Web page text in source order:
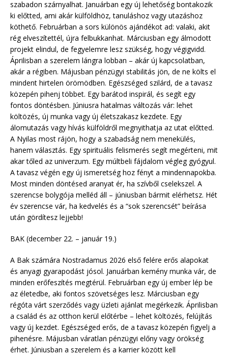
szabadon szárnyalhat. Januárban egy új lehetőség bontakozik
ki előtted, ami akár külföldhöz, tanuláshoz vagy utazáshoz
köthető. Februárban a sors különös ajándékot ad: valaki, akit
rég elveszítettél, újra felbukkanhat. Márciusban egy álmodott
projekt elindul, de fegyelemre lesz szükség, hogy végigvidd.
Áprilisban a szerelem lángra lobban – akár új kapcsolatban,
akár a régiben. Májusban pénzügyi stabilitás jön, de ne költs el
mindent hirtelen örömödben. Egészséged szilárd, de a tavasz
közepén pihenj többet. Egy barátod inspirál, és segít egy
fontos döntésben. Júniusra hatalmas változás vár: lehet
költözés, új munka vagy új életszakasz kezdete. Egy
álomutazás vagy hívás külföldről megnyithatja az utat előtted.
A Nyilas most rájön, hogy a szabadság nem menekülés,
hanem választás. Egy spirituális felismerés segít megérteni, mit
akar tőled az univerzum. Egy múltbeli fájdalom végleg gyógyul.
A tavasz végén egy új ismeretség hoz fényt a mindennapokba.
Most minden döntésed aranyat ér, ha szívből cselekszel. A
szerencse bolygója melléd áll – júniusban bármit elérhetsz. Hét
év szerencse vár, ha kedvelés és a “sok szerencsét” beírása
után gördítesz lejjebb!
BAK (december 22. – január 19.)
A Bak számára Nostradamus 2026 első felére erős alapokat
és anyagi gyarapodást jósol. Januárban kemény munka vár, de
minden erőfeszítés megtérül. Februárban egy új ember lép be
az életedbe, aki fontos szövetséges lesz. Márciusban egy
régóta várt szerződés vagy üzleti ajánlat megérkezik. Áprilisban
a család és az otthon kerül előtérbe – lehet költözés, felújítás
vagy új kezdet. Egészséged erős, de a tavasz közepén figyelj a
pihenésre. Májusban váratlan pénzügyi előny vagy örökség
érhet. Júniusban a szerelem és a karrier között kell